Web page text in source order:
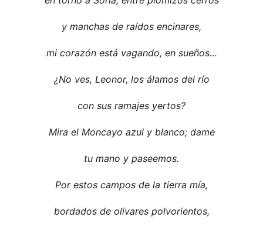
y manchas de raídos encinares,
mi corazón está vagando, en sueños…
¿No ves, Leonor, los álamos del río
con sus ramajes yertos?
Mira el Moncayo azul y blanco; dame
tu mano y paseemos.
Por estos campos de la tierra mía,
bordados de olivares polvorientos,